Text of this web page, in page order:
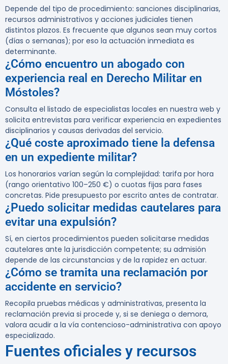
Depende del tipo de procedimiento: sanciones disciplinarias,
recursos administrativos y acciones judiciales tienen
distintos plazos. Es frecuente que algunos sean muy cortos
(días o semanas); por eso la actuación inmediata es
determinante.
¿Cómo encuentro un abogado con
experiencia real en Derecho Militar en
Móstoles?
Consulta el listado de especialistas locales en nuestra web y
solicita entrevistas para verificar experiencia en expedientes
disciplinarios y causas derivadas del servicio.
¿Qué coste aproximado tiene la defensa
en un expediente militar?
Los honorarios varían según la complejidad: tarifa por hora
(rango orientativo 100–250 €) o cuotas fijas para fases
concretas. Pide presupuesto por escrito antes de contratar.
¿Puedo solicitar medidas cautelares para
evitar una expulsión?
Sí, en ciertos procedimientos pueden solicitarse medidas
cautelares ante la jurisdicción competente; su admisión
depende de las circunstancias y de la rapidez en actuar.
¿Cómo se tramita una reclamación por
accidente en servicio?
Recopila pruebas médicas y administrativas, presenta la
reclamación previa si procede y, si se deniega o demora,
valora acudir a la vía contencioso-administrativa con apoyo
especializado.
Fuentes oficiales y recursos